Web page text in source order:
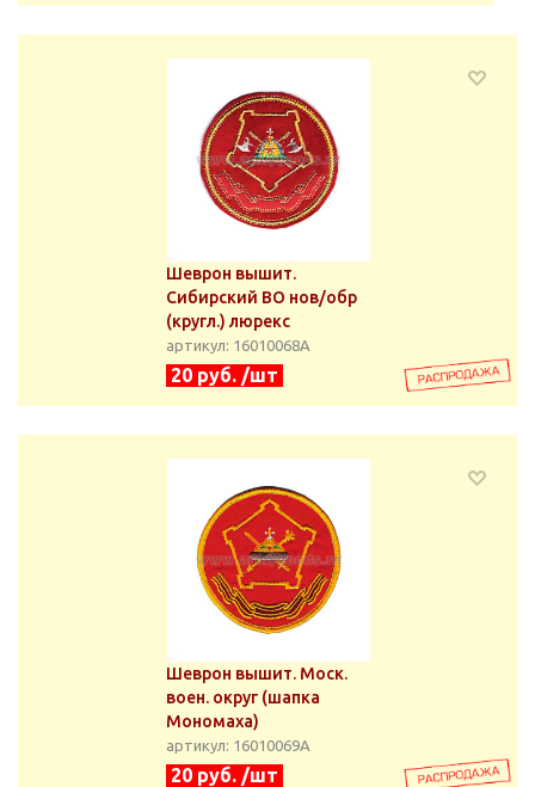
Шеврон вышит.
Сибирский ВО нов/обр
(кругл.) люрекс
артикул: 16010068А
20 руб. /шт
Шеврон вышит. Моск.
воен. округ (шапка
Мономаха)
артикул: 16010069А
20 руб. /шт